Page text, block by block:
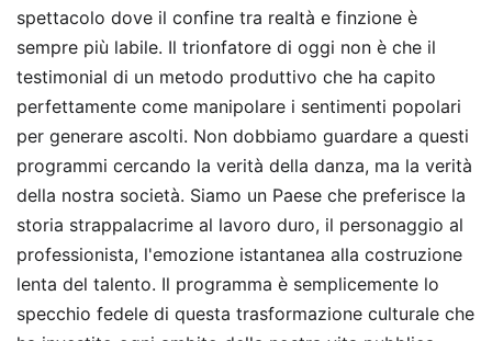
spettacolo dove il confine tra realtà e finzione è
sempre più labile. Il trionfatore di oggi non è che il
testimonial di un metodo produttivo che ha capito
perfettamente come manipolare i sentimenti popolari
per generare ascolti. Non dobbiamo guardare a questi
programmi cercando la verità della danza, ma la verità
della nostra società. Siamo un Paese che preferisce la
storia strappalacrime al lavoro duro, il personaggio al
professionista, l'emozione istantanea alla costruzione
lenta del talento. Il programma è semplicemente lo
specchio fedele di questa trasformazione culturale che